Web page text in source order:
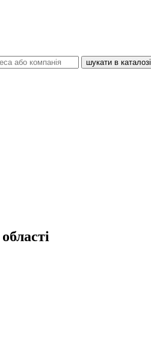
шукати в каталозі